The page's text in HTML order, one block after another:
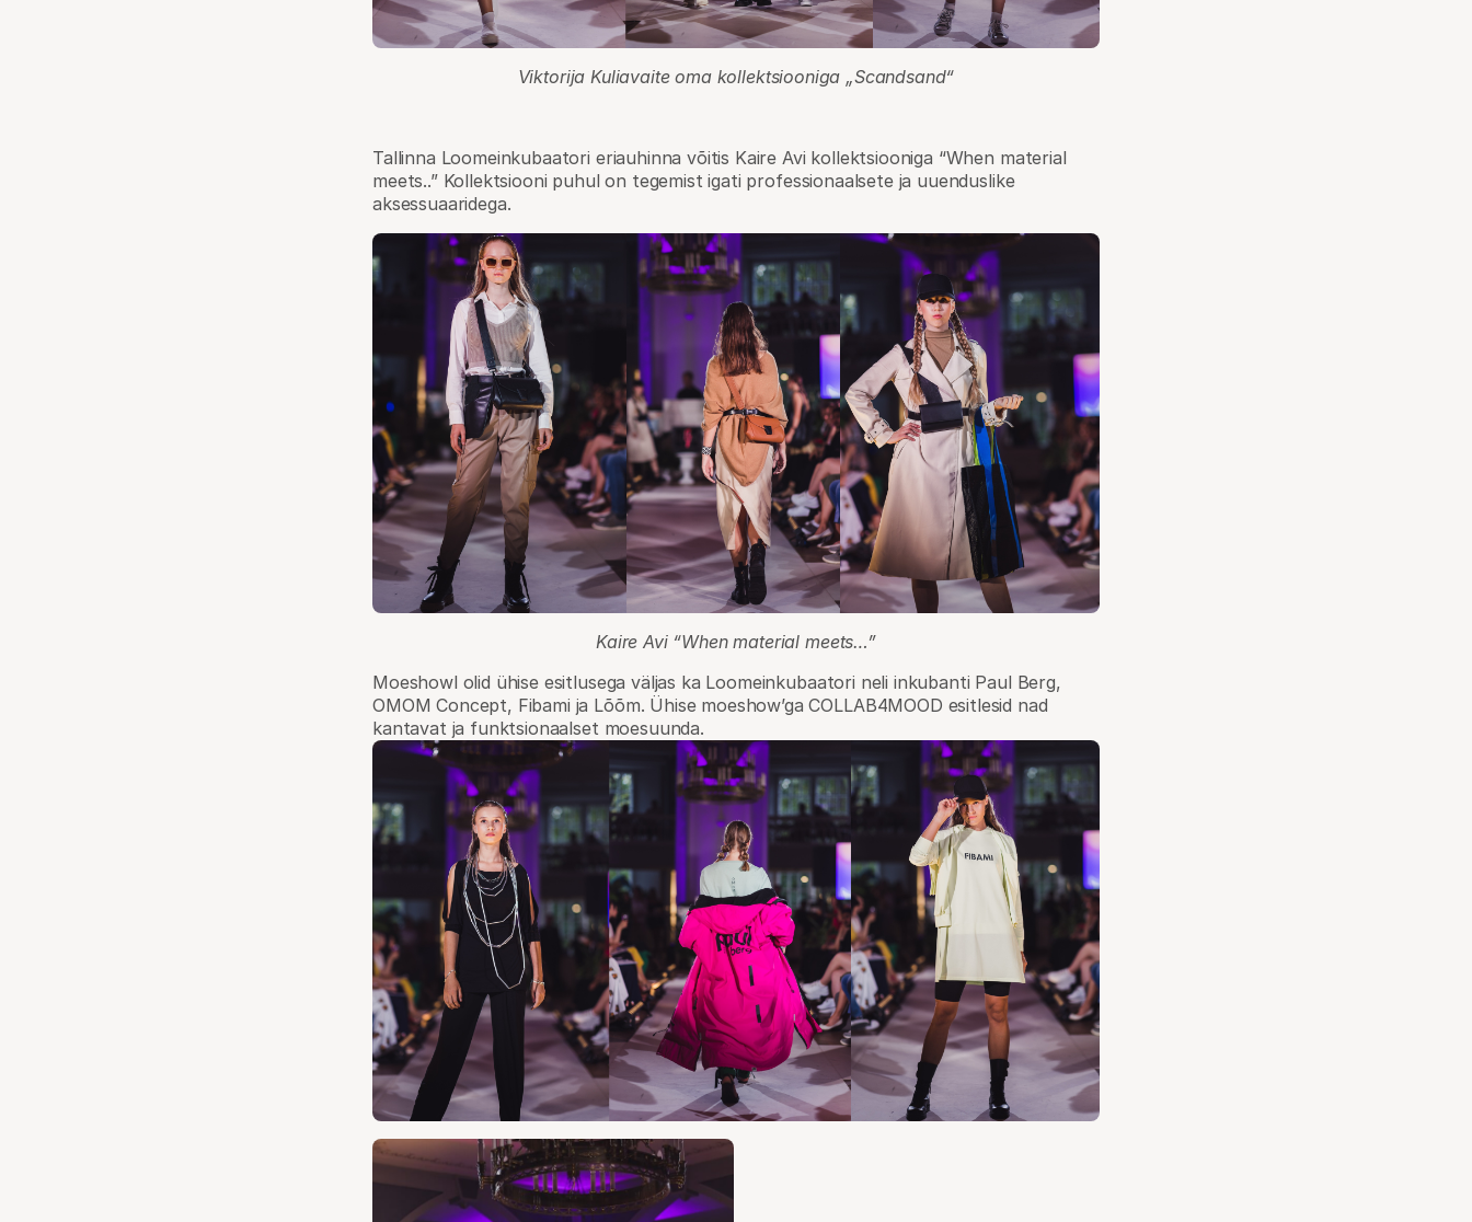
Viktorija Kuliavaite oma kollektsiooniga „Scandsand“
Tallinna Loomeinkubaatori eriauhinna võitis Kaire Avi kollektsiooniga “When material
meets..” Kollektsiooni puhul on tegemist igati professionaalsete ja uuenduslike
aksessuaaridega.
Kaire Avi “When material meets…”
Moeshowl olid ühise esitlusega väljas ka Loomeinkubaatori neli inkubanti Paul Berg,
OMOM Concept, Fibami ja Lõõm. Ühise moeshow’ga COLLAB4MOOD esitlesid nad
kantavat ja funktsionaalset moesuunda.